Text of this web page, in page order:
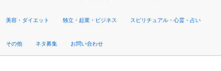
美容・ダイエット 独立・起業・ビジネス スピリチュアル・心霊・占い
その他 ネタ募集 お問い合わせ